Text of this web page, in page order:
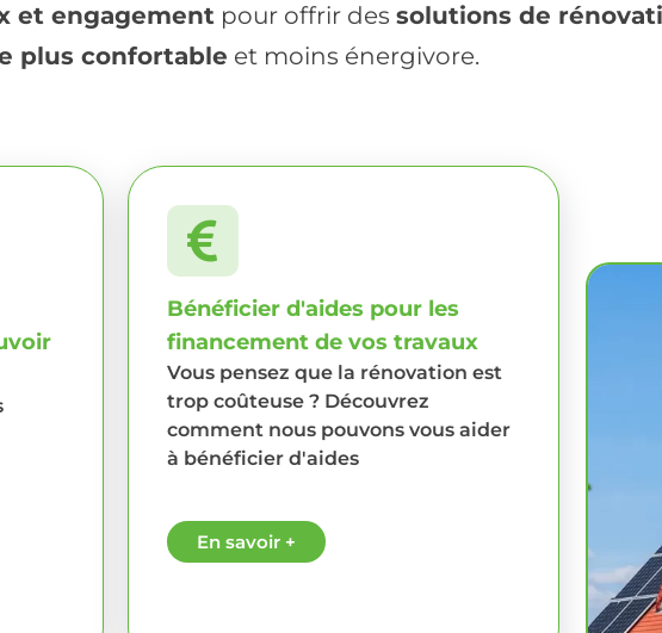
et engagement pour offrir des solutions de
plus confortable et moins énergivore.
Bénéficier d'aides pour les
financement de vos travaux
Vous pensez que la rénovation est
trop coûteuse ? Découvrez
comment nous pouvons vous aider
à bénéficier d'aides
En savoir +